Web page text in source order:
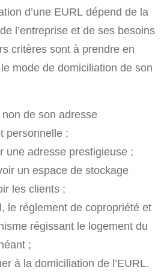
d’une EURL dépend de la
l’entreprise et de ses besoins
critères sont à prendre en
mode de domiciliation de son
de son adresse
personnelle ;
une adresse prestigieuse ;
un espace de stockage
les clients ;
le règlement de copropriété et
régissant le logement du
;
à la domiciliation de l’EURL.